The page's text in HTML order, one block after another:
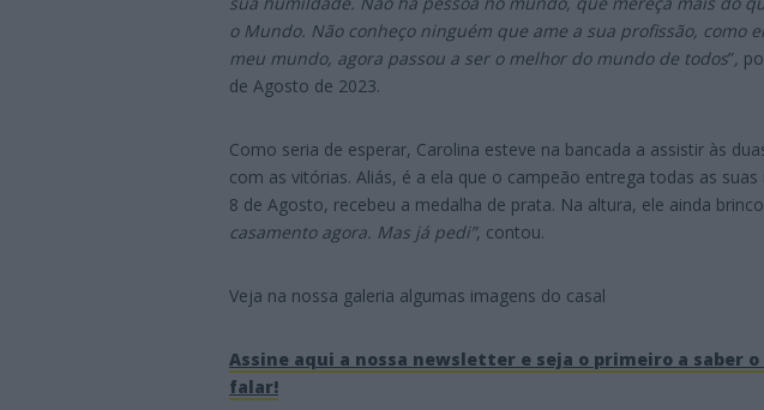
o Mundo. Não conheço ninguém que ame a sua profissão, como
meu mundo, agora passou a ser o melhor do mundo de todos”,
de Agosto de 2023.
Como seria de esperar, Carolina esteve na bancada a assistir às
com as vitórias. Aliás, é a ela que o campeão entrega todas as
8 de Agosto, recebeu a medalha de prata. Na altura, ele ainda
casamento agora. Mas já pedi”, contou.
Veja na nossa galeria algumas imagens do casal
Assine aqui a nossa newsletter e seja o primeiro a saber
falar!